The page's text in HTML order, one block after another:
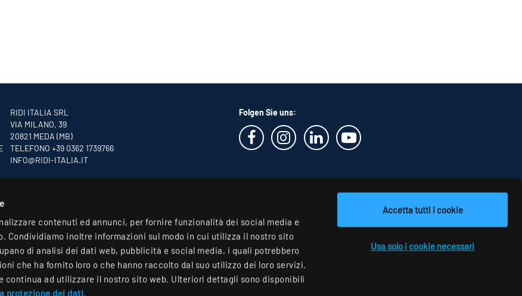
contenuti ed annunci, per fornire funzionalità dei social media e
Condividiamo inoltre informazioni sul modo in cui utilizza il nostro sito
di analisi dei dati web, pubblicità e social media, i quali potrebbero
che ha fornito loro o che hanno raccolto dal suo utilizzo dei loro servizi.
continua ad utilizzare il nostro sito web. Ulteriori dettagli sono disponibili
protezione dei dati.
Accetta tutti i cookie
Usa solo i cookie necessari
RIDI ITALIA SRL
VIA MILANO, 39
20821 MEDA (MB)
TELEFONO +39 0362 1739766
INFO@RIDI-ITALIA.IT
Folgen Sie uns: